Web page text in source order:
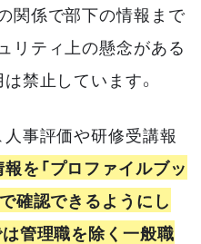
関係で部下の情報まで
リティ上の懸念がある
禁止しています。
事評価や研修受講報
を「プロファイルブッ
確認できるようにし
は管理職を除く一般職